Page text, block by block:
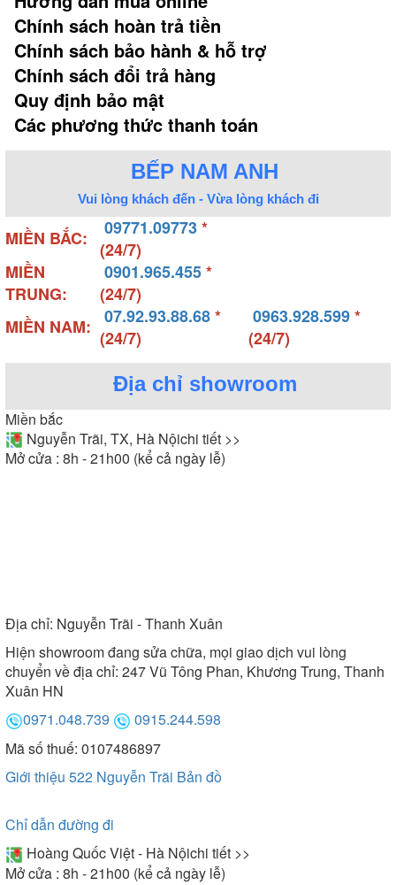
Chính sách hoàn trả tiền
Chính sách bảo hành & hỗ trợ
Chính sách đổi trả hàng
Quy định bảo mật
Các phương thức thanh toán
BẾP NAM ANH
Vui lòng khách đến - Vừa lòng khách đi
MIỀN BẮC: 09771.09773*
(24/7)
MIỀN
TRUNG:
0901.965.455*
(24/7)
MIỀN NAM:
07.92.93.88.68*
(24/7)
0963.928.599*
(24/7)
Địa chỉ showroom
Miền bắc
Nguyễn Trãi, TX, Hà Nộichi tiết >>
Mở cửa : 8h - 21h00 (kể cả ngày lễ)
Địa chỉ: Nguyễn Trãi - Thanh Xuân
Hiện showroom đang sửa chữa, mọi giao dịch vui lòng
chuyển về địa chỉ: 247 Vũ Tông Phan, Khương Trung, Thanh
Xuân HN
0971.048.739
0915.244.598
Mã số thuế: 0107486897
Giới thiệu 522 Nguyễn Trãi Bản đồ
Chỉ dẫn đường đi
Hoàng Quốc Việt - Hà Nộichi tiết >>
Mở cửa : 8h - 21h00 (kể cả ngày lễ)